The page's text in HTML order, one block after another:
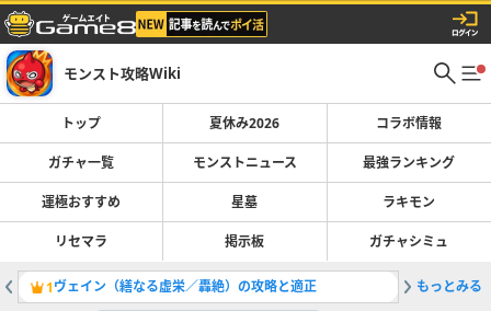
モンスト攻略Wiki
トップ 夏休み2026 コラボ情報
ガチャ一覧 モンストニュース 最強ランキング
運極おすすめ 星墓 ラキモン
リセマラ 掲示板 ガチャシミュ
1ヴェイン（繕なる虚栄／轟絶）の攻略と適正 2最強キ
もっとみる